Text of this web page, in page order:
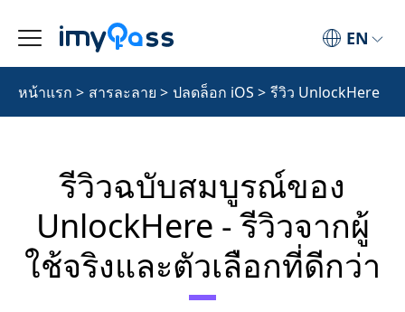
EN
หน้าแรก > สารละลาย > ปลดล็อก iOS > รีวิว UnlockHere
รีวิวฉบับสมบูรณ์ของ
UnlockHere - รีวิวจากผู้
ใช้จริงและตัวเลือกที่ดีกว่า